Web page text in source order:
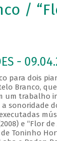
/
-
para dois
Branco,
um trabalho
sonoridade
e “Flor de
Toninho